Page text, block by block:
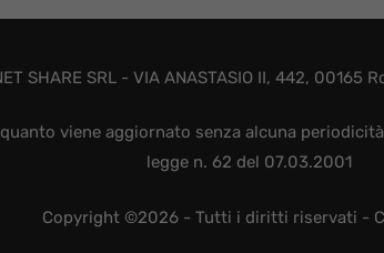
SHARE SRL - VIA ANASTASIO II, 442, 00165
viene aggiornato senza alcuna
legge n. 62 del 07.03.2001
Copyright ©2026 - Tutti i diritti riservati -